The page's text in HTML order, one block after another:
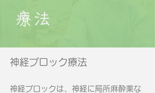
療法
神経ブロック療法
神経ブロックは、神経に局所麻酔薬な